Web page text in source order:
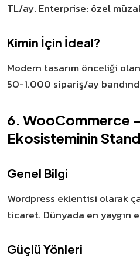
TL/ay. Enterprise: özel
Kimin İçin İdeal?
Modern tasarım önceliği
50-1.000 sipariş/ay
6. WooCommerce
Ekosisteminin
Genel Bilgi
Wordpress eklentisi olarak
ticaret. Dünyada en yaygın
Güçlü Yönleri